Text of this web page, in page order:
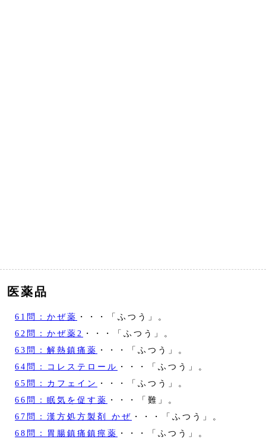
医薬品
61問：かぜ薬 ・・・「ふつう」。
62問：かぜ薬2 ・・・「ふつう」。
63問：解熱鎮痛薬 ・・・「ふつう」。
64問：コレステロール ・・・「ふつう」。
65問：カフェイン
・・・「ふつう」。
66問：眠気を促す薬 ・・・「難」。
67問：漢方処方製剤 かぜ ・・・「ふつう」。
68問：胃腸鎮痛鎮痙薬 ・・・「ふつう」。